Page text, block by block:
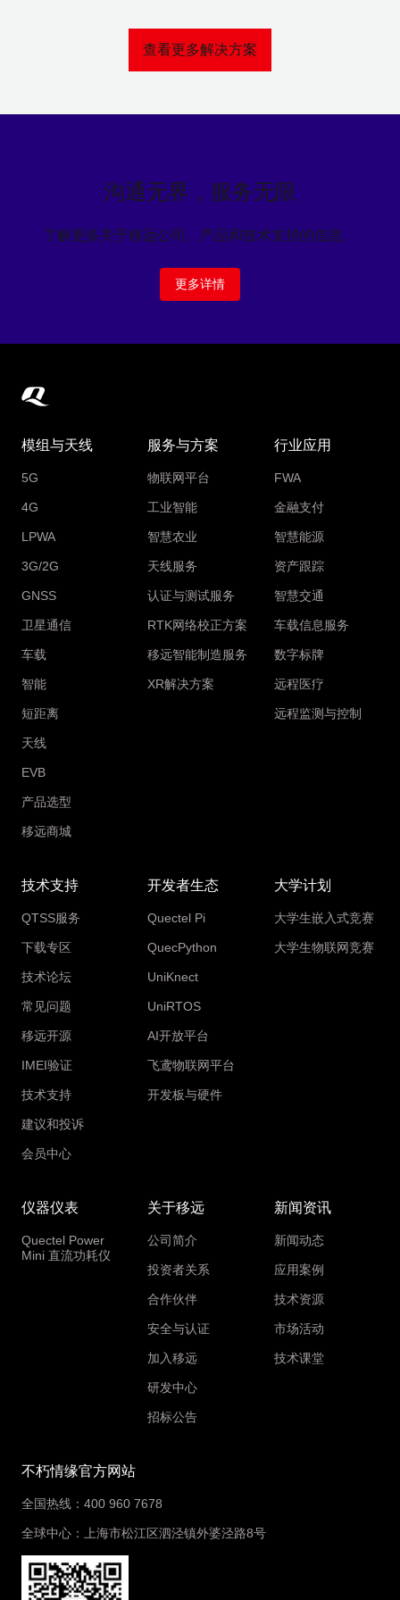
查看更多解决方案
沟通无界，服务无限
了解更多关于移远公司、产品和技术支持的信息。
更多详情
模组与天线
5G
4G
LPWA
3G/2G
GNSS
卫星通信
车载
智能
短距离
天线
EVB
产品选型
移远商城
服务与方案
物联网平台
工业智能
智慧农业
天线服务
认证与测试服务
RTK网络校正方案
移远智能制造服务
XR解决方案
行业应用
FWA
金融支付
智慧能源
资产跟踪
智慧交通
车载信息服务
数字标牌
远程医疗
远程监测与控制
技术支持
QTSS服务
下载专区
技术论坛
常见问题
移远开源
IMEI验证
技术支持
建议和投诉
会员中心
开发者生态
Quectel Pi
QuecPython
UniKnect
UniRTOS
AI开放平台
飞鸢物联网平台
开发板与硬件
大学计划
大学生嵌入式竞赛
大学生物联网竞赛
仪器仪表
Quectel Power
Mini 直流功耗仪
关于移远
公司简介
投资者关系
合作伙伴
安全与认证
加入移远
研发中心
招标公告
新闻资讯
新闻动态
应用案例
技术资源
市场活动
技术课堂
不朽情缘官方网站
全国热线：400 960 7678
全球中心：上海市松江区泗泾镇外婆泾路8号